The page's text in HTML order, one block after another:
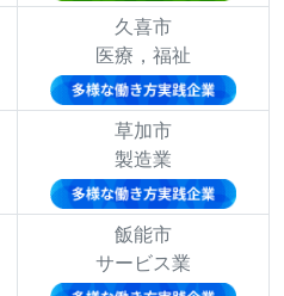
久喜市
医療，福祉
草加市
製造業
飯能市
サービス業